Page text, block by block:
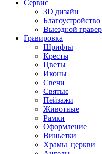
Сервис
3D дизайн
Благоустройство
Выездной гравер
Гравировка
Шрифты
Кресты
Цветы
Иконы
Свечи
Святые
Пейзажи
Животные
Рамки
Оформление
Виньетки
Храмы, церкви